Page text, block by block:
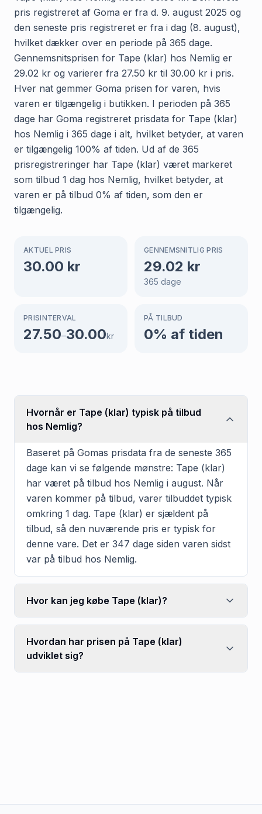
pris registreret af Goma er fra d. 9. august 2025 og
den seneste pris registreret er fra i dag (8. august),
hvilket dækker over en periode på 365 dage.
Gennemsnitsprisen for Tape (klar) hos Nemlig er
29.02 kr og varierer fra 27.50 kr til 30.00 kr i pris.
Hver nat gemmer Goma prisen for varen, hvis
varen er tilgængelig i butikken. I perioden på 365
dage har Goma registreret prisdata for Tape (klar)
hos Nemlig i 365 dage i alt, hvilket betyder, at varen
er tilgængelig 100% af tiden. Ud af de 365
prisregistreringer har Tape (klar) været markeret
som tilbud 1 dag hos Nemlig, hvilket betyder, at
varen er på tilbud 0% af tiden, som den er
tilgængelig.
AKTUEL PRIS
30.00 kr
GENNEMSNITLIG PRIS
29.02 kr
365 dage
PRISINTERVAL
27.50–30.00kr
PÅ TILBUD
0% af tiden
Hvornår er Tape (klar) typisk på tilbud
hos Nemlig?
Baseret på Gomas prisdata fra de seneste 365
dage kan vi se følgende mønstre: Tape (klar)
har været på tilbud hos Nemlig i august. Når
varen kommer på tilbud, varer tilbuddet typisk
omkring 1 dag. Tape (klar) er sjældent på
tilbud, så den nuværende pris er typisk for
denne vare. Det er 347 dage siden varen sidst
var på tilbud hos Nemlig.
Hvor kan jeg købe Tape (klar)?
Hvordan har prisen på Tape (klar)
udviklet sig?